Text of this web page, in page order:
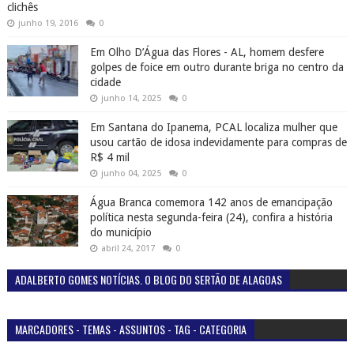
clichês
junho 19, 2016 0
Em Olho D’Água das Flores - AL, homem desfere
golpes de foice em outro durante briga no centro da
cidade
junho 14, 2025 0
Em Santana do Ipanema, PCAL localiza mulher que
usou cartão de idosa indevidamente para compras de
R$ 4 mil
junho 04, 2025 0
Água Branca comemora 142 anos de emancipação
política nesta segunda-feira (24), confira a história
do município
abril 24, 2017 0
ADALBERTO GOMES NOTÍCIAS. O BLOG DO SERTÃO DE ALAGOAS
MARCADORES - TEMAS - ASSUNTOS - TAG - CATEGORIA